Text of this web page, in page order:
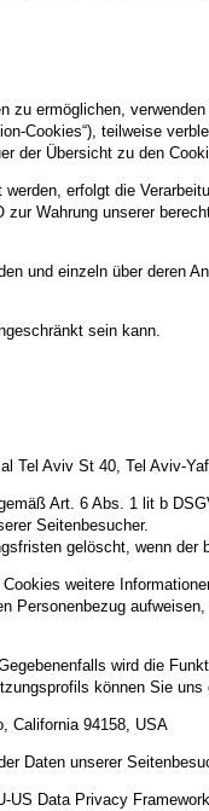
ermöglichen,
Cookies“), teilweise
der Übersicht zu den
erfolgt die
Wahrung unserer
und einzeln über deren
sein kann.
Tel Aviv St 40, Tel Aviv-
Art. 6 Abs. 1 lit b
Seitenbesucher.
gelöscht, wenn
weitere
wird die
können Sie
California 94158, USA
Daten unserer
Data Privacy